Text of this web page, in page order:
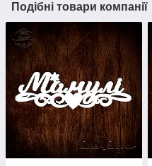
Подібні товари компанії